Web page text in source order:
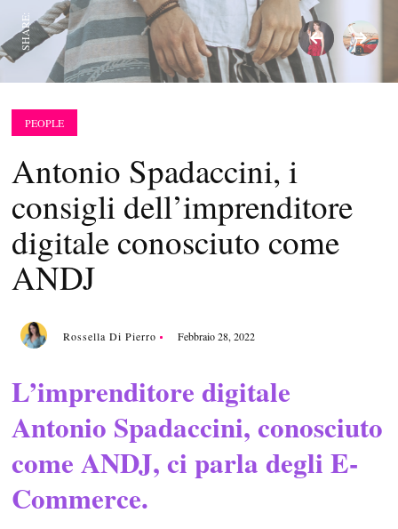
SHARE:
PEOPLE
Antonio Spadaccini, i
consigli dell’imprenditore
digitale conosciuto come
ANDJ
Rossella Di Pierro Febbraio 28, 2022
L’imprenditore digitale
Antonio Spadaccini, conosciuto
come ANDJ, ci parla degli E-
Commerce.